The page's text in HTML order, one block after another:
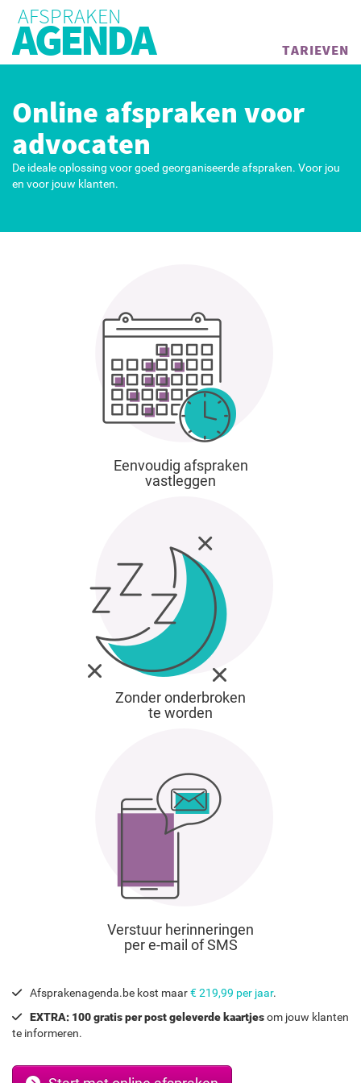
AFSPRAKEN
AGENDA TARIEVEN
Online afspraken voor
advocaten
De ideale oplossing voor goed georganiseerde afspraken. Voor jou
en voor jouw klanten.
Eenvoudig afspraken
vastleggen
Zonder onderbroken
te worden
Verstuur herinneringen
per e-mail of SMS
Afsprakenagenda.be kost maar€ 219,99 per jaar.
EXTRA: 100 gratis per post geleverde kaartjesom jouw klanten
te informeren.